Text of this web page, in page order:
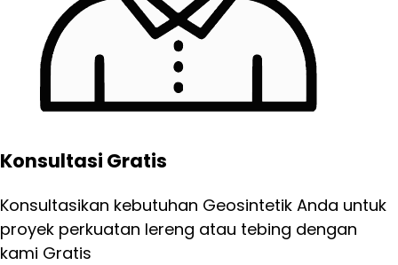
Konsultasi Gratis
Konsultasikan kebutuhan Geosintetik Anda untuk
proyek perkuatan lereng atau tebing dengan
kami Gratis